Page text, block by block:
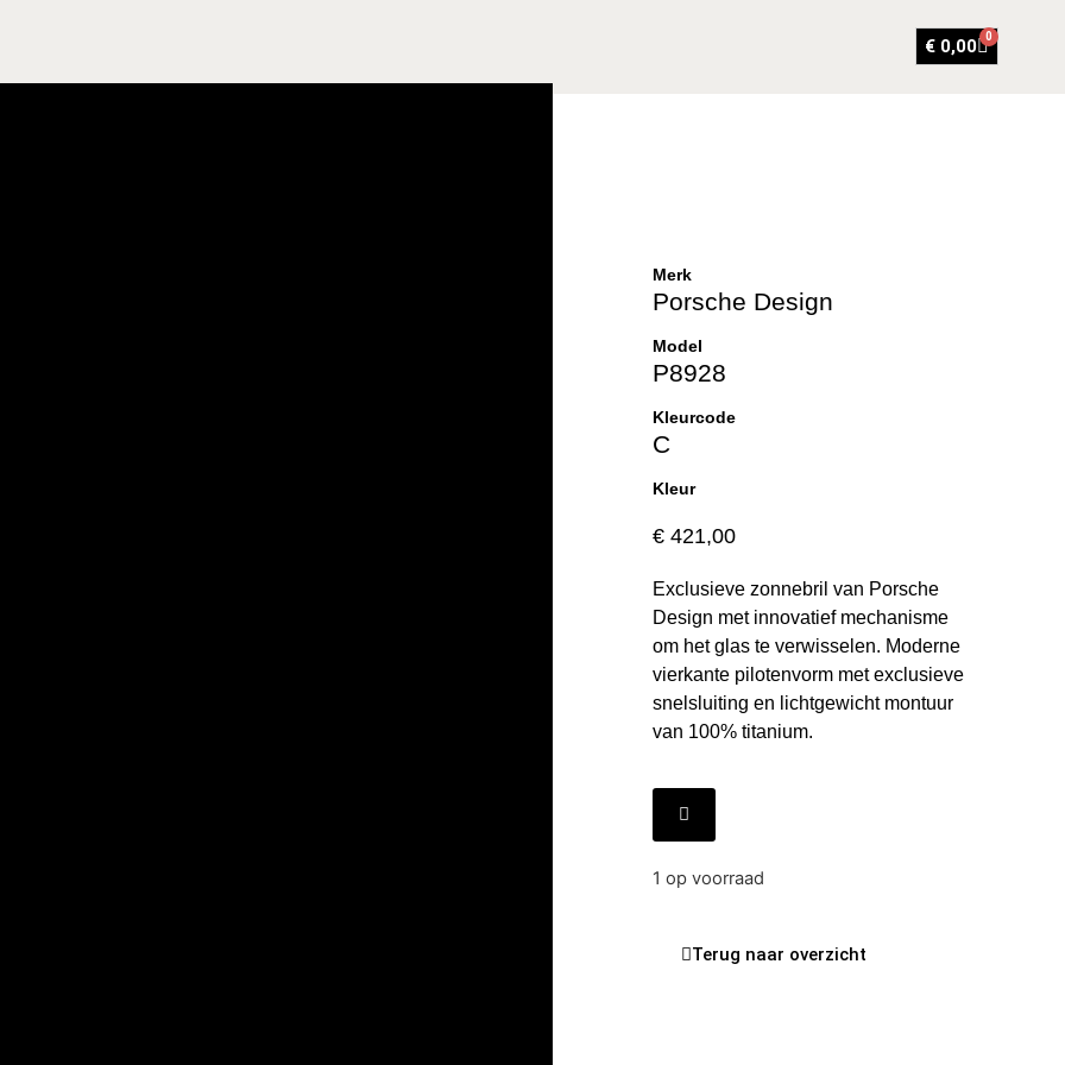
€ 0,00 0
Merk
Porsche Design
Model
P8928
Kleurcode
C
Kleur
€421,00
Exclusieve zonnebril van Porsche
Design met innovatief mechanisme
om het glas te verwisselen. Moderne
vierkante pilotenvorm met exclusieve
snelsluiting en lichtgewicht montuur
van 100% titanium.
1 op voorraad
Terug naar overzicht